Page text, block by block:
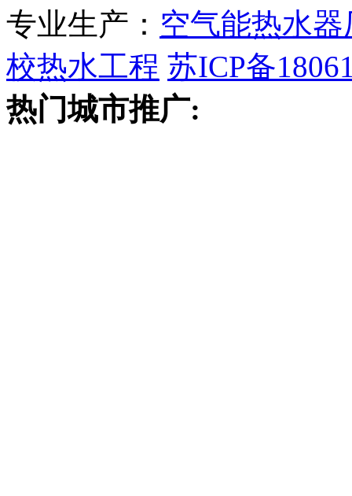
专业生产： 空气能热水器
校热水工程 苏ICP备
热门城市推广: